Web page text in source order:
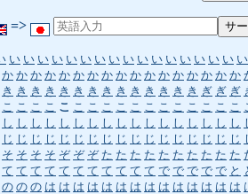
=>
い い い い い い い い い い い い い い い い い
か か か か か か か か か か か か か か か か か
き き き き き き き き き き き き き き ぎ ぎ ぎ
こ こ こ こ こ こ こ こ こ こ こ こ こ こ こ こ こ
し し し し し し し し し し し し し し し し し
じ じ じ じ じ じ じ じ じ じ じ じ じ じ じ じ じ
そ そ そ そ ぞ ぞ ぞ た た た た た た た た た た
て て て て て て て て て て て で で で で で と
の の の は は は は は は は は は は は は は は